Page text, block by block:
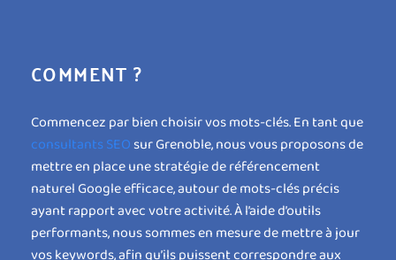
COMMENT ?
Commencez par bien choisir vos mots-clés. En tant que
consultants SEOsur Grenoble, nous vous proposons de
mettre en place une stratégie de référencement
naturel Google efficace, autour de mots-clés précis
ayant rapport avec votre activité. À l’aide d’outils
performants, nous sommes en mesure de mettre à jour
vos keywords, afin qu’ils puissent correspondre aux